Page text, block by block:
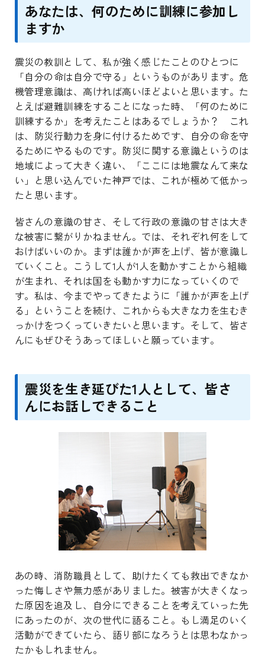
あなたは、何のために訓練に参加し
ますか
震災の教訓として、私が強く感じたことのひとつに
「自分の命は自分で守る」というものがあります。危
機管理意識は、高ければ高いほどよいと思います。た
とえば避難訓練をすることになった時、「何のために
訓練するか」を考えたことはあるでしょうか？ これ
は、防災行動力を身に付けるためです、自分の命を守
るためにやるものです。防災に関する意識というのは
地域によって大きく違い、「ここには地震なんて来な
い」と思い込んでいた神戸では、これが極めて低かっ
たと思います。
皆さんの意識の甘さ、そして行政の意識の甘さは大き
な被害に繋がりかねません。では、それぞれ何をして
おけばいいのか。まずは誰かが声を上げ、皆が意識し
ていくこと。こうして1人が1人を動かすことから組織
が生まれ、それは国をも動かす力になっていくので
す。私は、今までやってきたように「誰かが声を上げ
る」ということを続け、これからも大きな力を生むき
っかけをつくっていきたいと思います。そして、皆さ
んにもぜひそうあってほしいと願っています。
震災を生き延びた1人として、皆さ
んにお話しできること
あの時、消防職員として、助けたくても救出できなか
った悔しさや無力感がありました。被害が大きくなっ
た原因を追及し、自分にできることを考えていった先
にあったのが、次の世代に語ること。もし満足のいく
活動ができていたら、語り部になろうとは思わなかっ
たかもしれません。